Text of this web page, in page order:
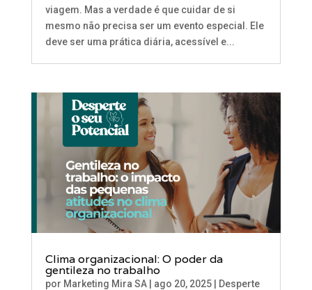
viagem. Mas a verdade é que cuidar de si
mesmo não precisa ser um evento especial. Ele
deve ser uma prática diária, acessível e...
Clima organizacional: O poder da
gentileza no trabalho
por Marketing Mira SA| ago 20, 2025|
Desperte